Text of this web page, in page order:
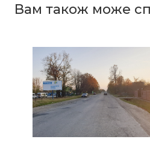
Вам також може